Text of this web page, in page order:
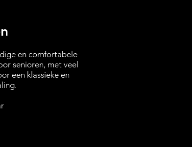
en comfortabele
senioren, met veel
een klassieke en